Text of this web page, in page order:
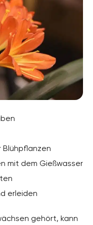
Blühpflanzen
mit dem Gießwasser
erleiden
gehört, kann